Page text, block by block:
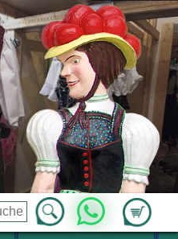
Zum
WhatsApp